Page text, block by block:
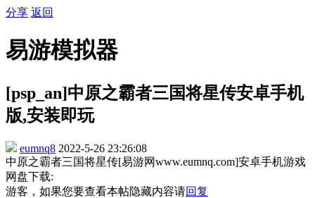
分享 返回
易游模拟器
[psp_an]中原之霸者三国将星传安卓手机
版,安装即玩
eumnq8 2022-5-26 23:26:08
中原之霸者三国将星传[易游网www.eumnq.com]安卓手机游戏
网盘下载:
游客，如果您要查看本帖隐藏内容请回复